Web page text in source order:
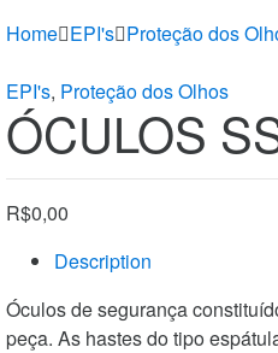
Home EPI's Proteção dos
EPI's, Proteção dos Olhos
ÓCULOS
R$0,00
Description
Óculos de segurança
peça. As hastes do tipo